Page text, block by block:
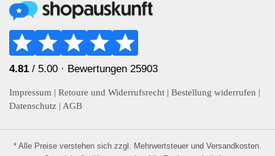
4.81 / 5.00 · Bewertungen 25903
Impressum | Retoure und Widerrufsrecht | Bestellung widerrufen |
Datenschutz | AGB
* Alle Preise verstehen sich zzgl. Mehrwertsteuer und Versandkosten.